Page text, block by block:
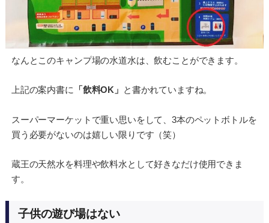
なんとこのキャンプ場の水道水は、飲むことができます。
上記の案内書に 「飲料OK」 と書かれていますね。
スーパーマーケットで重い思いをして、3本のペットボトルを
買う必要がないのは嬉しい限りです（笑）
蔵王の天然水を料理や飲料水として好きなだけ使用できま
す。
子供の遊び場はない